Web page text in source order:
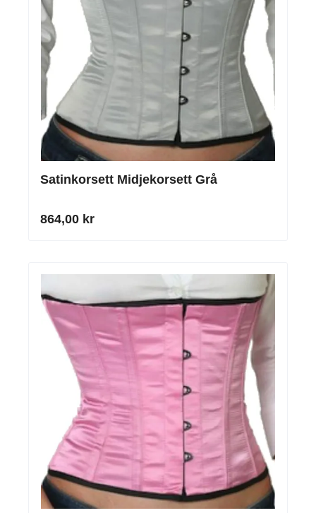
Satinkorsett Midjekorsett Grå
864,00 kr